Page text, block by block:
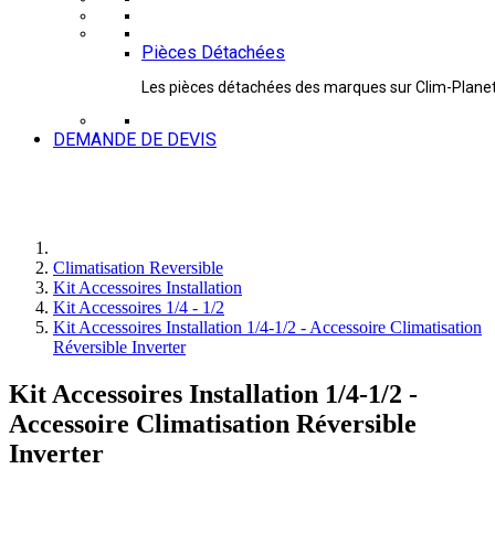
Pièces Détachées
Les pièces détachées des marques sur Clim-
DEMANDE DE DEVIS
Climatisation Reversible
Kit Accessoires Installation
Kit Accessoires 1/4 - 1/2
Kit Accessoires Installation 1/4-1/2 - Accessoire Climatisation
Réversible Inverter
Kit Accessoires Installation 1/4-1/2 -
Accessoire Climatisation Réversible
Inverter